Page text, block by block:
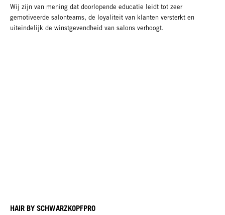
Wij zijn van mening dat doorlopende educatie leidt tot zeer
gemotiveerde salonteams, de loyaliteit van klanten versterkt en
uiteindelijk de winstgevendheid van salons verhoogt.
HAIR BY SCHWARZKOPFPRO